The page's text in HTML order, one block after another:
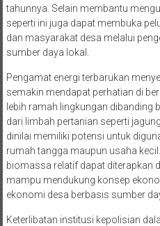
tahunnya. Selain membantu
seperti ini juga dapat membuka
dan masyarakat desa melalui
sumber daya lokal.
Pengamat energi terbarukan
semakin mendapat perhatian di
lebih ramah lingkungan dibanding
dari limbah pertanian seperti
dinilai memiliki potensi untuk
rumah tangga maupun usaha
biomassa relatif dapat diterapkan
mampu mendukung konsep
ekonomi desa berbasis sumber
Keterlibatan institusi kepolisian